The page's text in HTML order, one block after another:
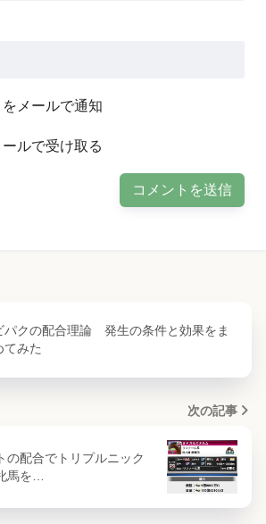
メールで通知
ルで受け取る
パクの配合理論 発生の条件と効果をま
てみた
次の記事
の配合でトリプルニック
馬を…